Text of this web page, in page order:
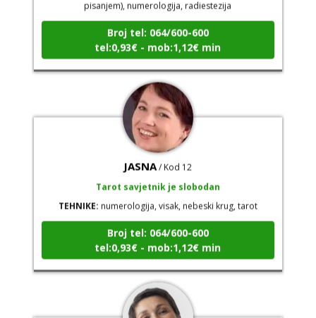
Broj tel: 064/600-600
tel:0,93€ - mob:1,12€ min
JASNA/ Kod 12
Tarot savjetnik je slobodan
TEHNIKE:numerologija, visak, nebeski krug, tarot
Broj tel: 064/600-600
tel:0,93€ - mob:1,12€ min